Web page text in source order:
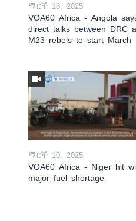
ማርች 13, 2025
VOA60 Africa - Angola
direct talks between DRC
M23 rebels to start March
ማርች 10, 2025
VOA60 Africa - Niger hit
major fuel shortage